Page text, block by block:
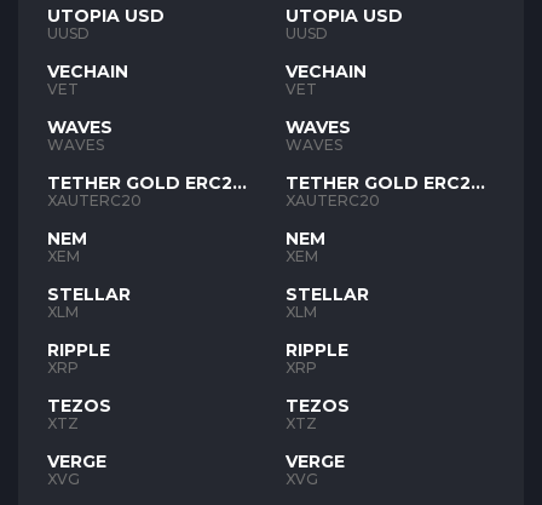
UTOPIA USD
UUSD
VECHAIN
VET
WAVES
WAVES
TETHER GOLD ERC20
XAUT
XAUTERC20
NEM
XEM
STELLAR
XLM
RIPPLE
XRP
TEZOS
XTZ
VERGE
XVG
UTOPIA USD
UUSD
VECHAIN
VET
WAVES
WAVES
TETHER GOLD ERC20
XAUT
XAUTERC20
NEM
XEM
STELLAR
XLM
RIPPLE
XRP
TEZOS
XTZ
VERGE
XVG